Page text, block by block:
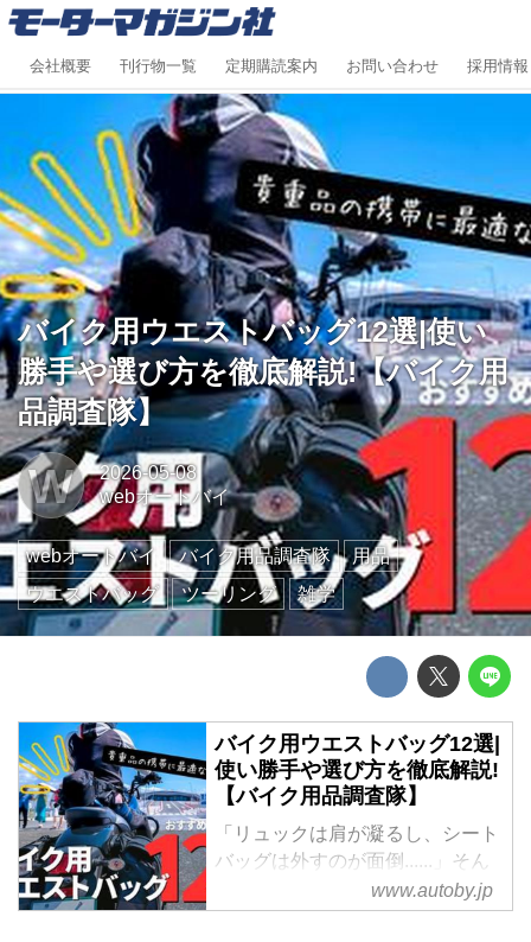
会社概要 刊行物一覧 定期購読案内 お問い合わせ 採用情報
バイク用ウエストバッグ12選|使い
勝手や選び方を徹底解説!【バイク用
品調査隊】
W
2026-05-08
webオートバイ
webオートバイ バイク用品調査隊
用品
ウエストバッグ
ツーリング 雑学
バイク用ウエストバッグ12選|
使い勝手や選び方を徹底解説!
【バイク用品調査隊】
「リュックは肩が凝るし、シート
バッグは外すのが面倒......」そん
な悩みはありませんか? 機動力と
利便性を両立するウエストバッグ
www.autoby.jp